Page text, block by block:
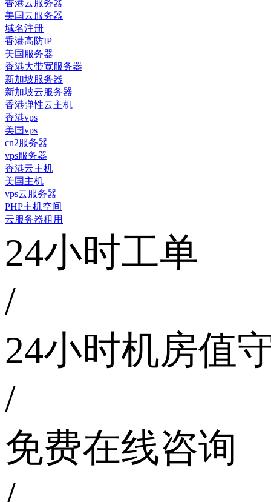
香港云服务器
美国云服务器
域名注册
香港高防IP
美国服务器
香港大带宽服务器
新加坡服务器
新加坡云服务器
香港弹性云主机
香港vps
美国vps
cn2服务器
vps服务器
香港云主机
美国主机
vps云服务器
PHP主机空间
云服务器租用
24小时工单
/
24小时机房值
/
免费在线咨询